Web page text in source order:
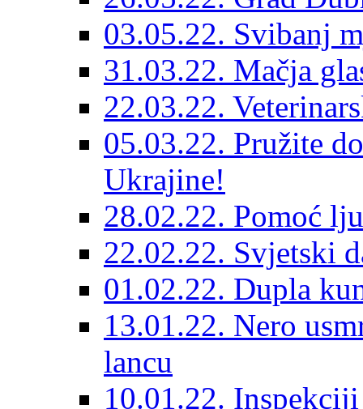
03.05.22. Svibanj
31.03.22. Mačja
22.03.22.
05.03.22. Pružite
Ukrajine!
28.02.22. Pomoć
22.02.22. Svjetski
01.02.22. Dupla
13.01.22. Nero
lancu
10.01.22.